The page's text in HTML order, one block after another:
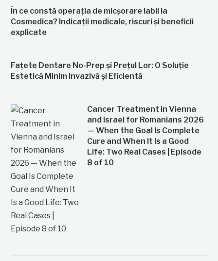
În ce constă operația de micșorare labii la
Cosmedica? Indicații medicale, riscuri și beneficii
explicate
Fațete Dentare No-Prep și Prețul Lor: O Soluție
Estetică Minim Invazivă și Eficientă
Cancer Treatment in Vienna
and Israel for Romanians 2026
— When the Goal Is Complete
Cure and When It Is a Good
Life: Two Real Cases | Episode
8 of 10